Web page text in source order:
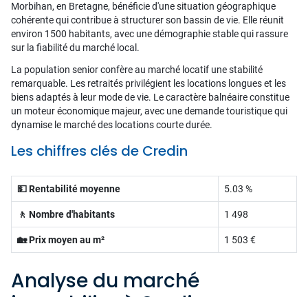
Morbihan, en Bretagne, bénéficie d'une situation géographique
cohérente qui contribue à structurer son bassin de vie. Elle réunit
environ 1500 habitants, avec une démographie stable qui rassure
sur la fiabilité du marché local.
La population senior confère au marché locatif une stabilité
remarquable. Les retraités privilégient les locations longues et les
biens adaptés à leur mode de vie. Le caractère balnéaire constitue
un moteur économique majeur, avec une demande touristique qui
dynamise le marché des locations courte durée.
Les chiffres clés de Credin
💵 Rentabilité moyenne 5.03 %
🚶 Nombre d'habitants 1 498
🏡 Prix moyen au m² 1 503 €
Analyse du marché